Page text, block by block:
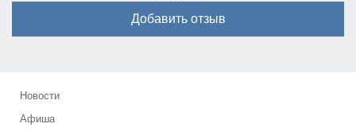
Добавить отзыв
Новости
Афиша